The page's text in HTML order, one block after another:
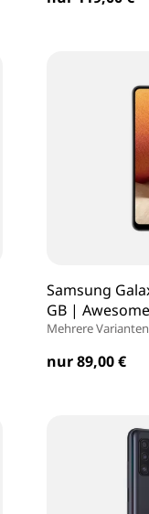
Samsung
GB |
Mehrere
nur 89,00 €